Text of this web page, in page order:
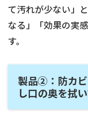
て汚れが少ない」
なる」「効果の実
す。
製品②：防カ
し口の奥を拭